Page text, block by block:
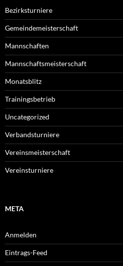
Bezirksturniere
Gemeindemeisterschaft
Mannschaften
Mannschaftsmeisterschaft
Monatsblitz
Trainingsbetrieb
Uncategorized
Verbandsturniere
Vereinsmeisterschaft
Vereinsturniere
META
Anmelden
Eintrags-Feed